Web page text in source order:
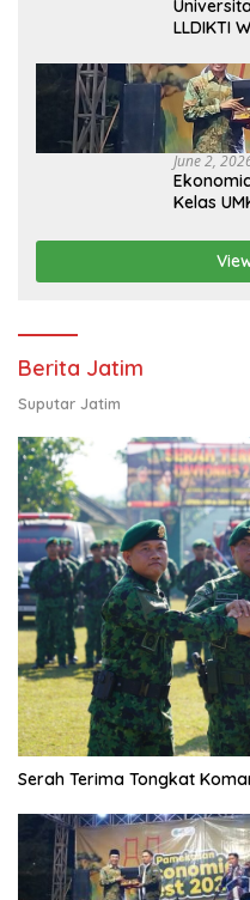
LLDIKTI
Tinggi
June 2,
Kelas
Berita Jatim
Suputar Jatim
Serah Terima Tongkat